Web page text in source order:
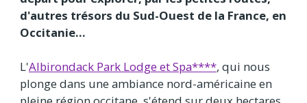
d'autres trésors du Sud-Ouest de la France, en
Occitanie...
L'Albirondack Park Lodge et Spa****, qui nous
plonge dans une ambiance nord-américaine en